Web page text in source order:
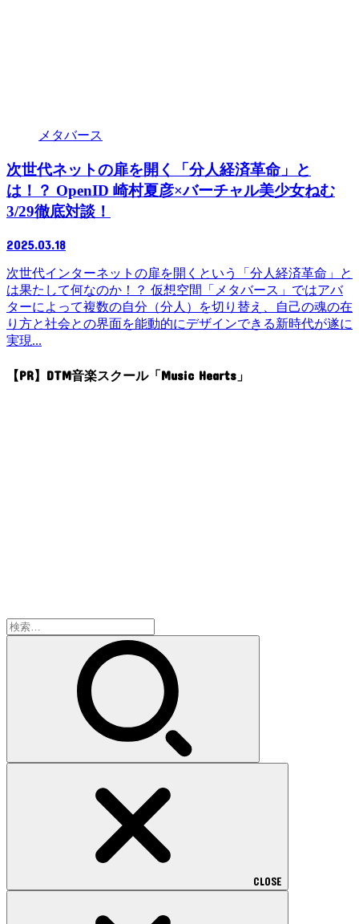
メタバース
次世代ネットの扉を開く「分人経済革命」と
は！？ OpenID 崎村夏彦×バーチャル美少女ねむ
3/29徹底対談！
2025.03.18
次世代インターネットの扉を開くという「分人経済革命」と
は果たして何なのか！？ 仮想空間「メタバース」ではアバ
ターによって複数の自分（分人）を切り替え、自己の魂の在
り方と社会との界面を能動的にデザインできる新時代が遂に
実現...
【PR】DTM音楽スクール「Music Hearts」
検
索:
CLOSE